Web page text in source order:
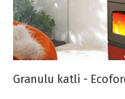
Granulu katli -